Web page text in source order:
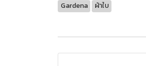
Gardena ผ้าใบ